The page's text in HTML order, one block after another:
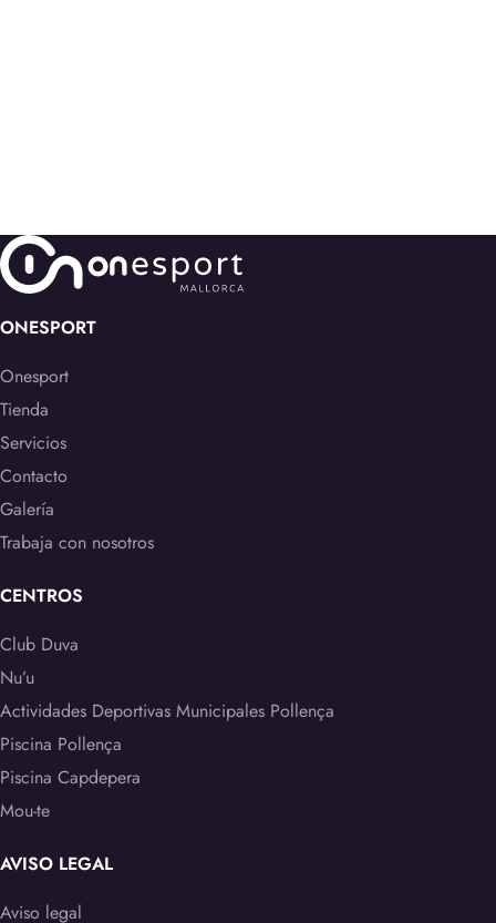
ONESPORT
Onesport
Tienda
Servicios
Contacto
Galería
Trabaja con nosotros
CENTROS
Club Duva
Nu’u
Actividades Deportivas Municipales Pollença
Piscina Pollença
Piscina Capdepera
Mou-te
AVISO LEGAL
Aviso legal